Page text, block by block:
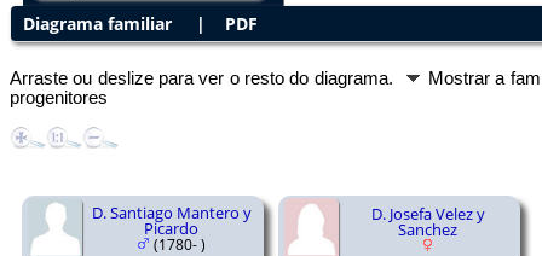
Diagrama familiar | PDF
Arraste ou deslize para ver o resto do diagrama.
Mostrar a
progenitores
D. Santiago Mantero y
Picardo
(1780- )
D. Josefa Velez y
Sanchez